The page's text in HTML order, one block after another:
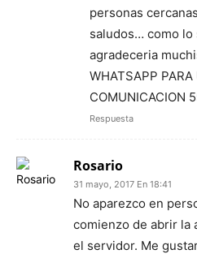
personas
saludos… como lo
agradeceria
WHATSAPP PARA
COMUNICACION
Respuesta
Rosario
31 mayo, 2017 En 18:41
No aparezco en
comienzo de abrir la
el servidor. Me